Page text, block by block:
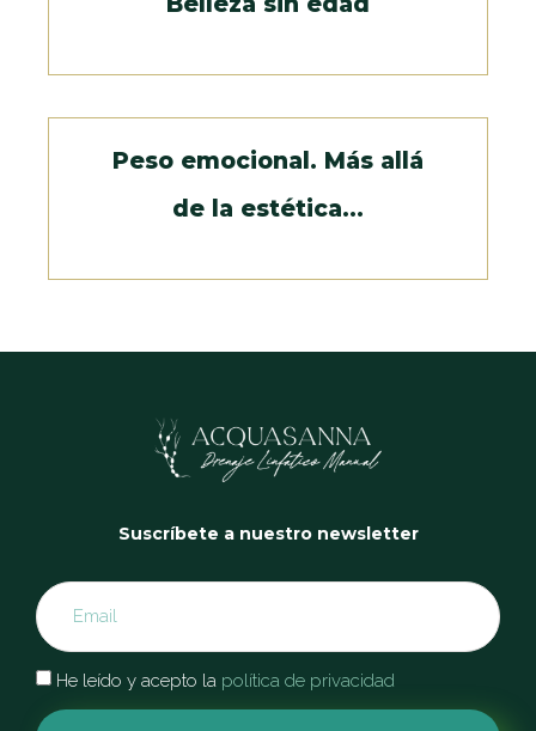
Peso emocional. Más allá
de la estética…
Suscríbete a nuestro newsletter
He leído y acepto la política de privacidad